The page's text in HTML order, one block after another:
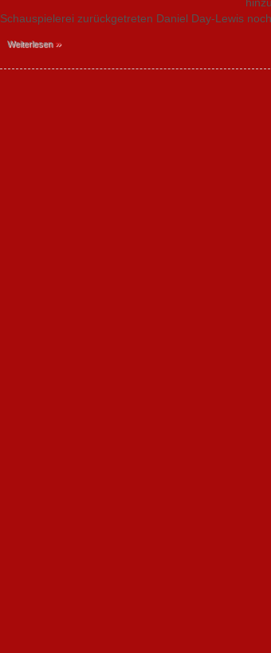
Schauspielerei zurückgetreten Daniel Day-Lewis
Weiterlesen »